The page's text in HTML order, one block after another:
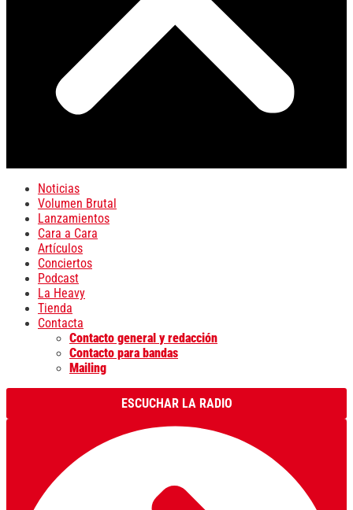
Noticias
Volumen Brutal
Lanzamientos
Cara a Cara
Artículos
Conciertos
Podcast
La Heavy
Tienda
Contacta
Contacto general y redacción
Contacto para bandas
Mailing
ESCUCHAR LA RADIO